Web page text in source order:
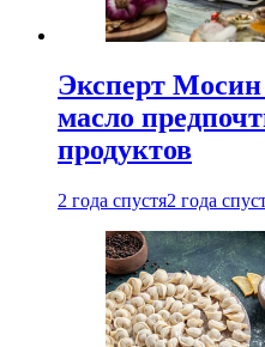
Эксперт Мосин
масло
продуктов
2 года спустя2 года